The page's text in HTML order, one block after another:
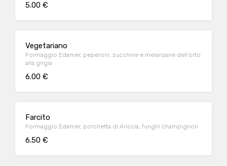
5.00 €
Vegetariano
Formaggio Edamer, peperoni, zucchine e melanzane dell'orto
alla grigia
6.00 €
Farcito
Formaggio Edamer, porchetta di Ariccia, funghi champignon
6.50 €